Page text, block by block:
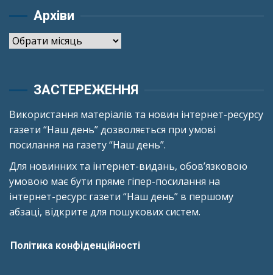
Архіви
Архіви
ЗАСТЕРЕЖЕННЯ
Використання матеріалів та новин інтернет-ресурсу
газети “Наш день” дозволяється при умові
посилання на газету “Наш день”.
Для новинних та інтернет-видань, обов’язковою
умовою має бути пряме гіпер-посилання на
інтернет-ресурс газети “Наш день” в першому
абзаці, відкрите для пошукових систем.
Політика конфіденційності